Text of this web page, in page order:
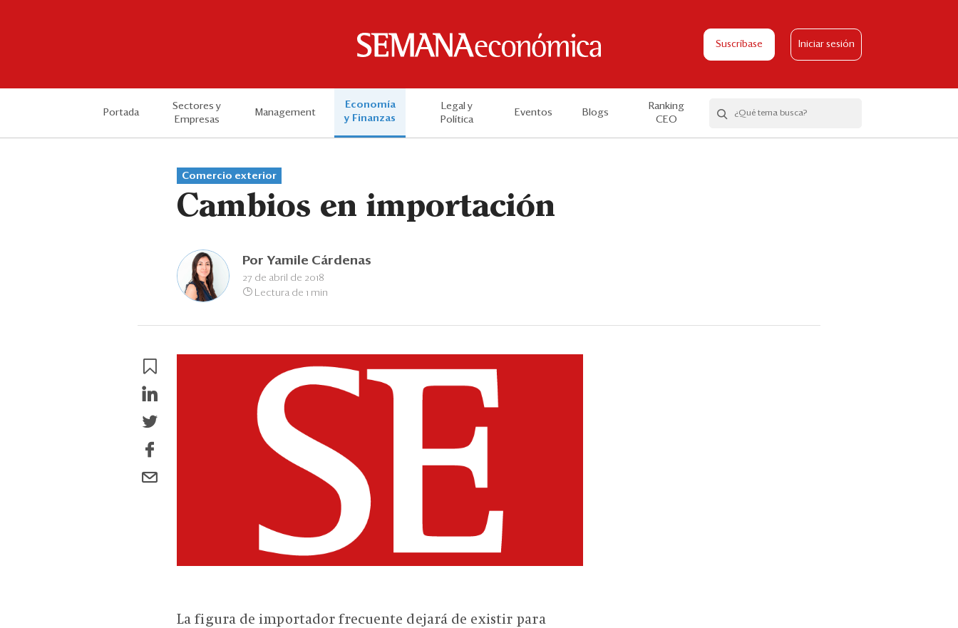
Suscríbase Iniciar sesión
Portada
Sectores y
Empresas
Management
Economía
y Finanzas
Legal y
Política
Eventos Blogs
Ranking
CEO
Comercio exterior
Cambios en importación
Por Yamile Cárdenas
27 de abril de 2018
Lectura de 1 min
La figura de importador frecuente dejará de existir para